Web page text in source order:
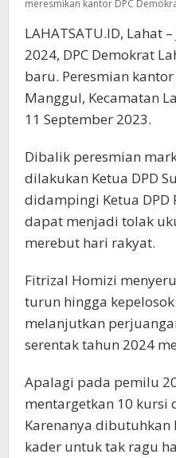
meresmikan kantor DPC
LAHATSATU.ID, Lahat
2024, DPC Demokrat
baru. Peresmian
Manggul, Kecamatan
11 September 2023.
Dibalik peresmian
dilakukan Ketua DPD
didampingi Ketua DPD
dapat menjadi tolak
merebut hari rakyat.
Fitrizal Homizi
turun hingga
melanjutkan
serentak tahun 2024
Apalagi pada pemilu
mentargetkan 10 kursi
Karenanya
kader untuk tak ragu